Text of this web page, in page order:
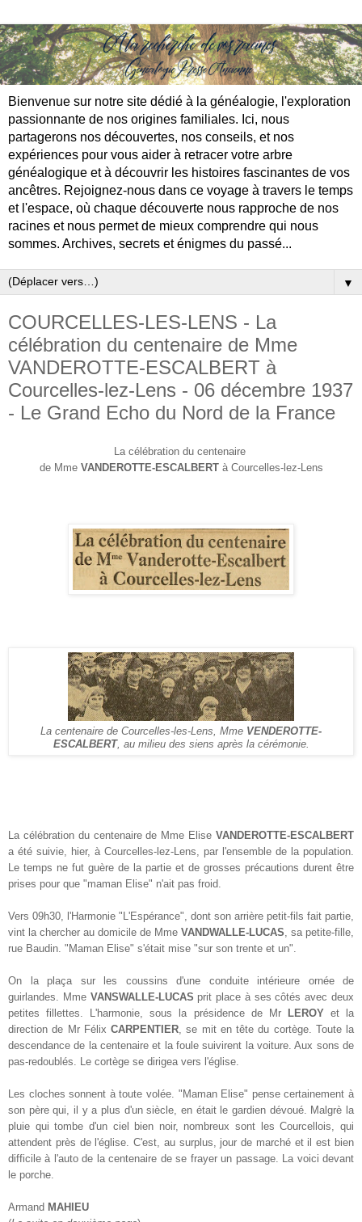
Bienvenue sur notre site dédié à la généalogie, l'exploration
passionnante de nos origines familiales. Ici, nous
partagerons nos découvertes, nos conseils, et nos
expériences pour vous aider à retracer votre arbre
généalogique et à découvrir les histoires fascinantes de vos
ancêtres. Rejoignez-nous dans ce voyage à travers le temps
et l'espace, où chaque découverte nous rapproche de nos
racines et nous permet de mieux comprendre qui nous
sommes. Archives, secrets et énigmes du passé...
▼
COURCELLES-LES-LENS - La
célébration du centenaire de Mme
VANDEROTTE-ESCALBERT à
Courcelles-lez-Lens - 06 décembre 1937
- Le Grand Echo du Nord de la France
La célébration du centenaire
de Mme VANDEROTTE-ESCALBERT à Courcelles-lez-Lens
La centenaire de Courcelles-les-Lens, Mme VENDEROTTE-
ESCALBERT, au milieu des siens après la cérémonie.
La célébration du centenaire de Mme Elise VANDEROTTE-ESCALBERT
a été suivie, hier, à Courcelles-lez-Lens, par l'ensemble de la population.
Le temps ne fut guère de la partie et de grosses précautions durent être
prises pour que "maman Elise" n'ait pas froid.
Vers 09h30, l'Harmonie "L'Espérance", dont son arrière petit-fils fait partie,
vint la chercher au domicile de Mme VANDWALLE-LUCAS, sa petite-fille,
rue Baudin. "Maman Elise" s'était mise "sur son trente et un".
On la plaça sur les coussins d'une conduite intérieure ornée de
guirlandes. Mme VANSWALLE-LUCAS prit place à ses côtés avec deux
petites fillettes. L'harmonie, sous la présidence de Mr
LEROY et la
direction de Mr Félix CARPENTIER, se mit en tête du cortège. Toute la
descendance de la centenaire et la foule suivirent la voiture. Aux sons de
pas-redoublés. Le cortège se dirigea vers l'église.
Les cloches sonnent à toute volée. "Maman Elise" pense certainement à
son père qui, il y a plus d'un siècle, en était le gardien dévoué. Malgrè la
pluie qui tombe d'un ciel bien noir, nombreux sont les Courcellois, qui
attendent près de l'église. C'est, au surplus, jour de marché et il est bien
difficile à l'auto de la centenaire de se frayer un passage. La voici devant
le porche.
Armand MAHIEU